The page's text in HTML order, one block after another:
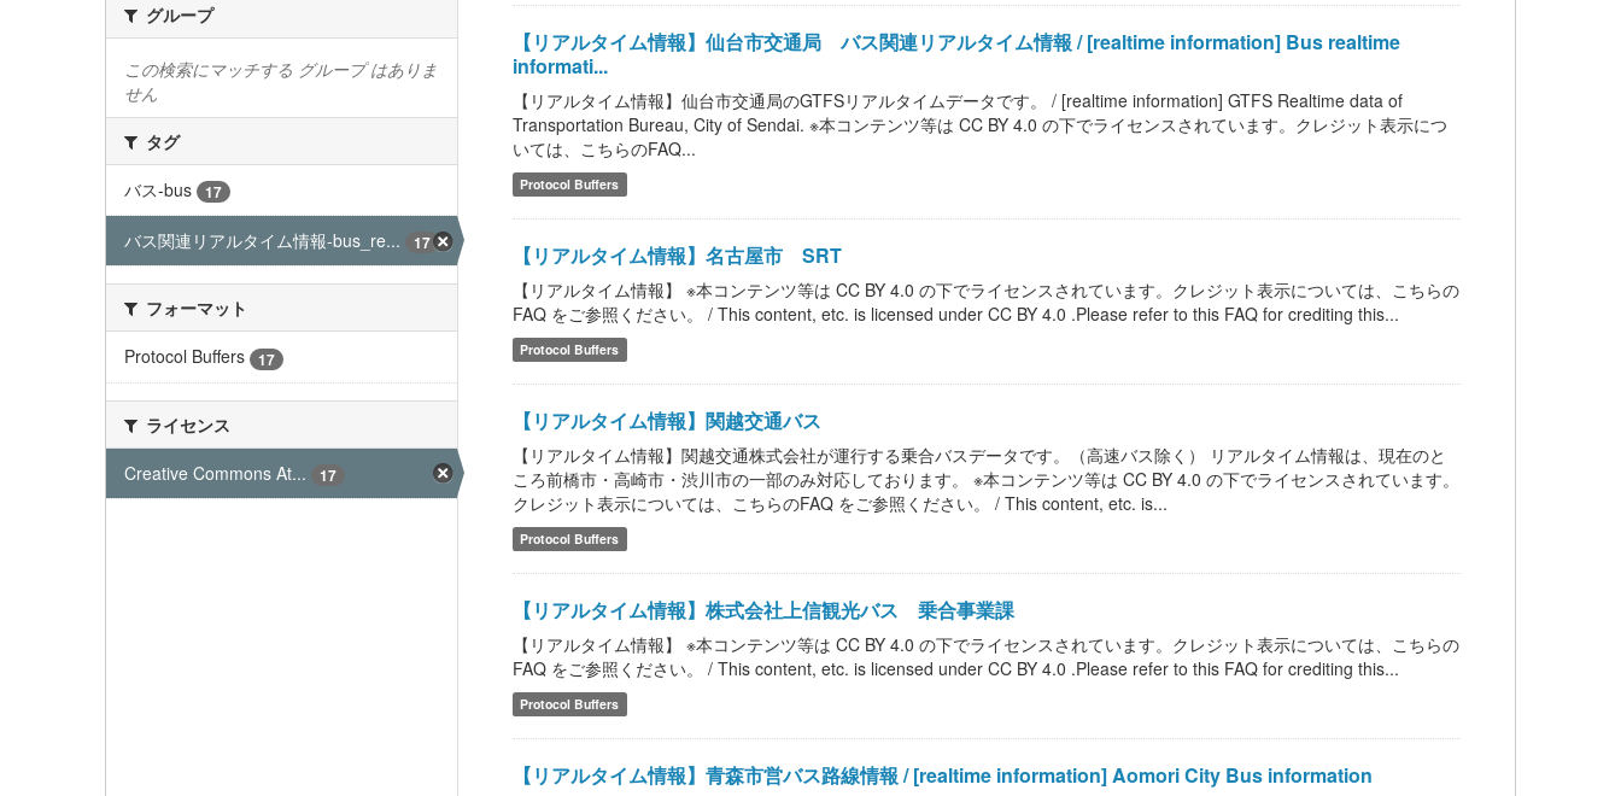
グループ
この検索にマッチする グループ はありま
せん
タグ
バス-bus
17
バス関連リアルタイム情報-bus_re... 17
フォーマット
Protocol Buffers
17
ライセンス
Creative Commons At...
17
【リアルタイム情報】仙台市交通局 バス関連リアルタイム情報 / [realtime information] Bus realtime
informati...
【リアルタイム情報】仙台市交通局のGTFSリアルタイムデータです。 / [realtime information] GTFS Realtime data of
Transportation Bureau, City of Sendai. ※本コンテンツ等は CC BY 4.0 の下でライセンスされています。クレジット表示につ
いては、こちらのFAQ...
Protocol Buffers
【リアルタイム情報】名古屋市 SRT
【リアルタイム情報】 ※本コンテンツ等は CC BY 4.0 の下でライセンスされています。クレジット表示については、こちらの
FAQ をご参照ください。 / This content, etc. is licensed under CC BY 4.0 .Please refer to this FAQ for crediting this...
Protocol Buffers
【リアルタイム情報】関越交通バス
【リアルタイム情報】関越交通株式会社が運行する乗合バスデータです。（高速バス除く） リアルタイム情報は、現在のと
ころ前橋市・高崎市・渋川市の一部のみ対応しております。 ※本コンテンツ等は CC BY 4.0 の下でライセンスされています。
クレジット表示については、こちらのFAQ をご参照ください。 / This content, etc. is...
Protocol Buffers
【リアルタイム情報】株式会社上信観光バス 乗合事業課
【リアルタイム情報】 ※本コンテンツ等は CC BY 4.0 の下でライセンスされています。クレジット表示については、こちらの
FAQ をご参照ください。 / This content, etc. is licensed under CC BY 4.0 .Please refer to this FAQ for crediting this...
Protocol Buffers
【リアルタイム情報】青森市営バス路線情報 / [realtime information] Aomori City Bus information